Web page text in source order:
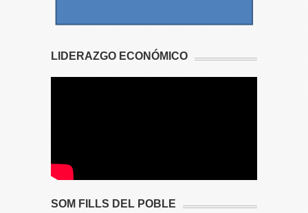
LIDERAZGO ECONÓMICO
SOM FILLS DEL POBLE